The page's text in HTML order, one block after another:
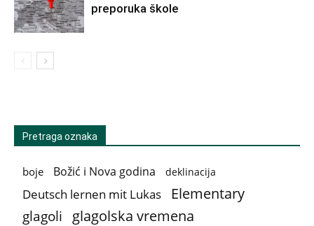
preporuka škole
Pretraga oznaka
boje Božić i Nova godina deklinacija
Deutsch lernen mit Lukas Elementary
glagoli glagolska vremena